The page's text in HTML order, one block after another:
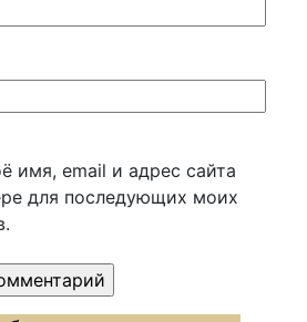
имя, email и адрес сайта
для последующих моих